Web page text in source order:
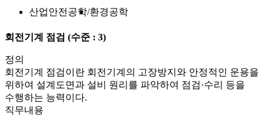
산업안전공학 환경공학
회전기계 점검 (수준 : 3)
정의
회전기계 점검이란 회전기계의 고장방지와 안정적인 운용을
위하여 설계도면과 설비 원리를 파악하여 점검·수리 등을
수행하는 능력이다.
직무내용